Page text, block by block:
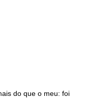
do que o meu: foi